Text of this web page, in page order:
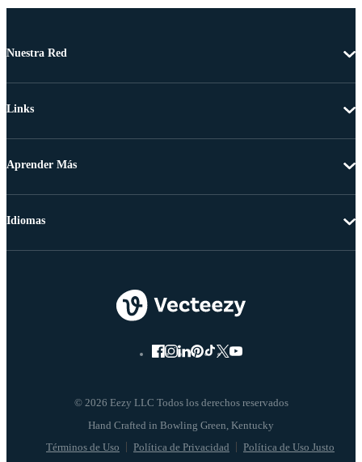
Nuestra Red
Links
Aprender Más
© 2026 Eezy LLC Todos los derechos reservados
Términos de Uso Política de Privacidad Política de Uso Justo
Idiomas